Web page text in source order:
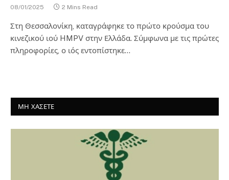
08/01/2025 2 Mins Read
Στη Θεσσαλονίκη, καταγράφηκε το πρώτο κρούσμα του
κινεζικού ιού HMPV στην Ελλάδα. Σύμφωνα με τις πρώτες
πληροφορίες, ο ιός εντοπίστηκε…
ΜΗ ΧΑΣΕΤΕ